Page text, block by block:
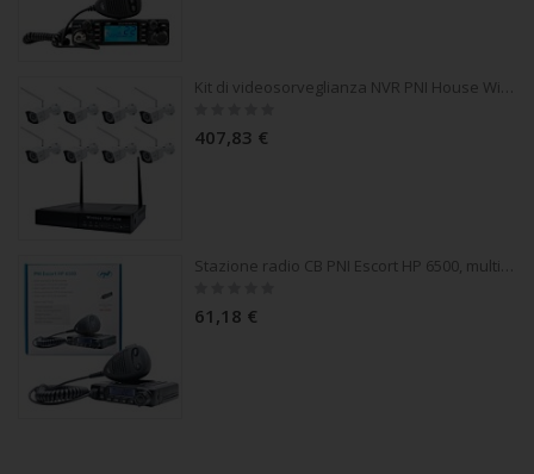
407,83 €
61,18 €